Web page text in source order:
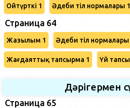
Ойтүрткі 1 Әдеби тіл нормалары 1
Страница 64
Жазылым 1 Әдеби тіл нормалары
Жағдаяттық тапсырма 1 Үй
Дәрігермен
Страница 65